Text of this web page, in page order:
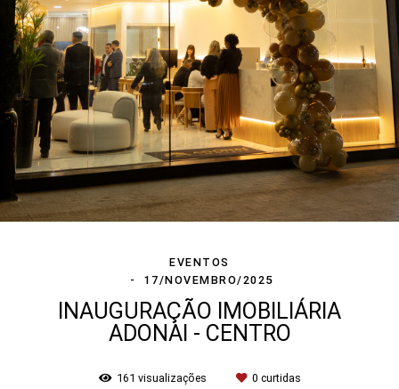
EVENTOS
17/NOVEMBRO/2025
INAUGURAÇÃO IMOBILIÁRIA
ADONAI - CENTRO
161 visualizações 0 curtidas